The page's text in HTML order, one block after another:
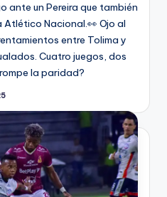
ante un Pereira que también
Nacional.👀 Ojo al
entre Tolima y
Cuatro juegos, dos
la paridad?